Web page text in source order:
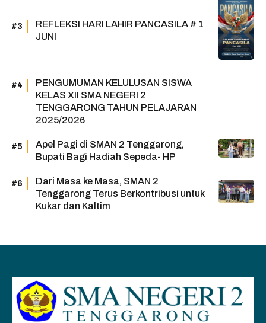
REFLEKSI HARI LAHIR PANCASILA # 1
JUNI
PENGUMUMAN KELULUSAN SISWA
KELAS XII SMA NEGERI 2
TENGGARONG TAHUN PELAJARAN
2025/2026
Apel Pagi di SMAN 2 Tenggarong,
Bupati Bagi Hadiah Sepeda- HP
Dari Masa ke Masa, SMAN 2
Tenggarong Terus Berkontribusi untuk
Kukar dan Kaltim